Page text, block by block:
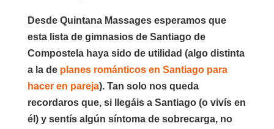
Desde Quintana Massages esperamos que
esta lista de gimnasios de Santiago de
Compostela haya sido de utilidad (algo distinta
a la de planes románticos en Santiago para
hacer en pareja). Tan solo nos queda
recordaros que, si llegáis a Santiago (o vivís en
él) y sentís algún síntoma de sobrecarga, no